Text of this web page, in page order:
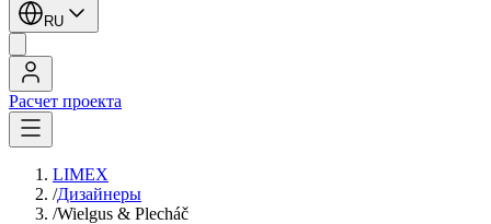
RU
Расчет проекта
LIMEX
/Дизайнеры
/Wielgus & Plecháč